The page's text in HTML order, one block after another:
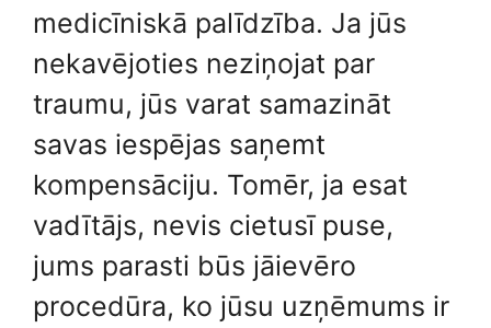
medicīniskā palīdzība. Ja jūs
nekavējoties neziņojat par
traumu, jūs varat samazināt
savas iespējas saņemt
kompensāciju. Tomēr, ja esat
vadītājs, nevis cietusī puse,
jums parasti būs jāievēro
procedūra, ko jūsu uzņēmums ir